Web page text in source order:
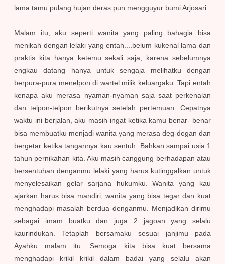
lama tamu pulang hujan deras pun mengguyur bumi Arjosari.
Malam itu, aku seperti wanita yang paling bahagia bisa
menikah dengan lelaki yang entah....belum kukenal lama dan
praktis kita hanya ketemu sekali saja, karena sebelumnya
engkau datang hanya untuk sengaja melihatku dengan
berpura-pura menelpon di wartel milik keluargaku. Tapi entah
kenapa aku merasa nyaman-nyaman saja saat perkenalan
dan telpon-telpon berikutnya setelah pertemuan. Cepatnya
waktu ini berjalan, aku masih ingat ketika kamu benar- benar
bisa membuatku menjadi wanita yang merasa deg-degan dan
bergetar ketika tangannya kau sentuh. Bahkan sampai usia 1
tahun pernikahan kita. Aku masih canggung berhadapan atau
bersentuhan denganmu lelaki yang harus kutinggalkan untuk
menyelesaikan gelar sarjana hukumku. Wanita yang kau
ajarkan harus bisa mandiri, wanita yang bisa tegar dan kuat
menghadapi masalah berdua denganmu. Menjadikan dirimu
sebagai imam buatku dan juga 2 jagoan yang selalu
kaurindukan. Tetaplah bersamaku sesuai janjimu pada
Ayahku malam itu. Semoga kita bisa kuat bersama
menghadapi krikil krikil dalam badai yang selalu akan